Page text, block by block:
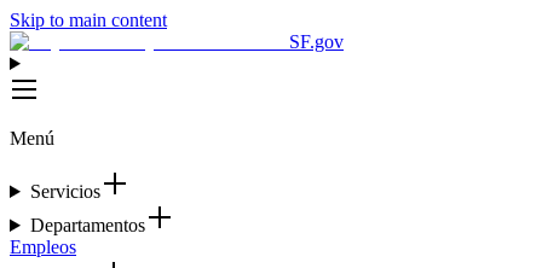
Skip to main content
SF.gov
Menú
Servicios
Departamentos
Empleos